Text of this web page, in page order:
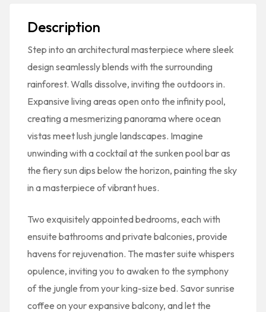
Description
Step into an architectural masterpiece where sleek
design seamlessly blends with the surrounding
rainforest. Walls dissolve, inviting the outdoors in.
Expansive living areas open onto the infinity pool,
creating a mesmerizing panorama where ocean
vistas meet lush jungle landscapes. Imagine
unwinding with a cocktail at the sunken pool bar as
the fiery sun dips below the horizon, painting the sky
in a masterpiece of vibrant hues.
Two exquisitely appointed bedrooms, each with
ensuite bathrooms and private balconies, provide
havens for rejuvenation. The master suite whispers
opulence, inviting you to awaken to the symphony
of the jungle from your king-size bed. Savor sunrise
coffee on your expansive balcony, and let the